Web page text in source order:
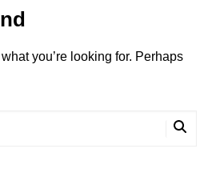
you’re looking for. Perhaps